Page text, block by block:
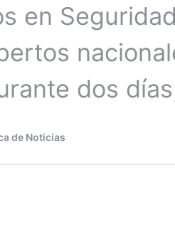
en
dos
de Noticias